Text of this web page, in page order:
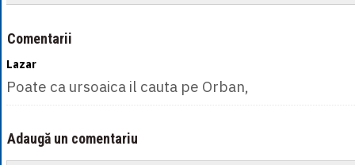
Comentarii
Lazar
Poate ca ursoaica il cauta pe Orban,
Adaugă un comentariu